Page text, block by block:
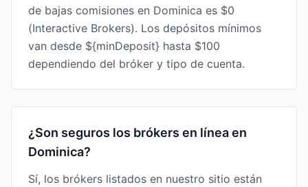
de bajas comisiones en Dominica es $0
(Interactive Brokers). Los depósitos mínimos
van desde ${minDeposit} hasta $100
dependiendo del bróker y tipo de cuenta.
¿Son seguros los brókers en línea en
Dominica?
Sí, los brókers listados en nuestro sitio están